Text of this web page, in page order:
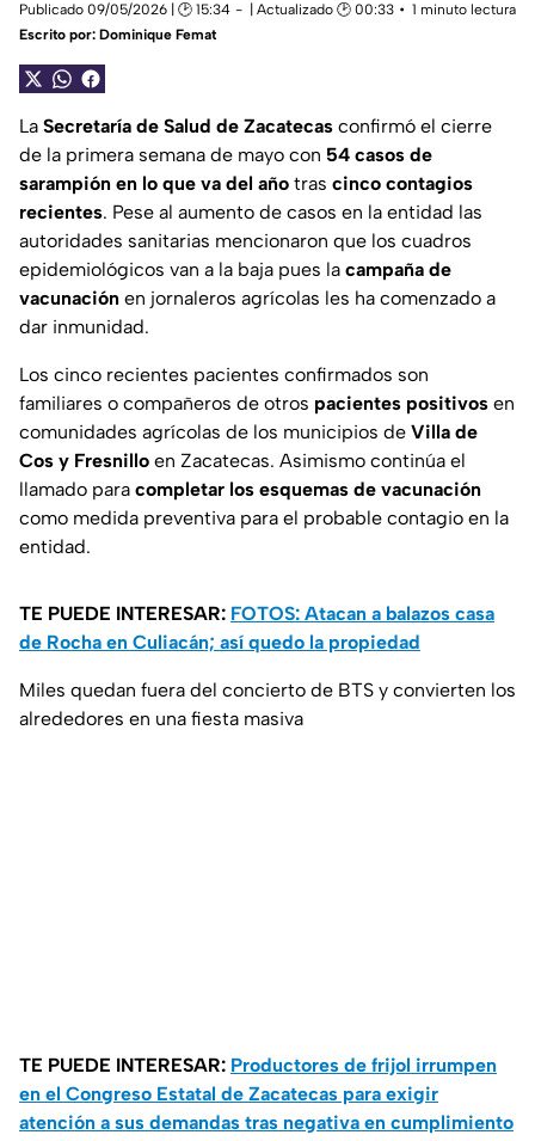
Publicado 09/05/2026 | 🕑 15:34 | Actualizado 🕑 00:33
1 minuto lectura
Escrito por: Dominique Femat
La Secretaría de Salud de Zacatecas confirmó el cierre
de la primera semana de mayo con 54 casos de
sarampión en lo que va del año tras cinco contagios
recientes. Pese al aumento de casos en la entidad las
autoridades sanitarias mencionaron que los cuadros
epidemiológicos van a la baja pues la campaña de
vacunación en jornaleros agrícolas les ha comenzado a
dar inmunidad.
Los cinco recientes pacientes confirmados son
familiares o compañeros de otros pacientes positivos en
comunidades agrícolas de los municipios de Villa de
Cos y Fresnillo en Zacatecas. Asimismo continúa el
llamado para completar los esquemas de vacunación
como medida preventiva para el probable contagio en la
entidad.
TE PUEDE INTERESAR: FOTOS: Atacan a balazos casa
de Rocha en Culiacán; así quedo la propiedad
Miles quedan fuera del concierto de BTS y convierten los
alrededores en una fiesta masiva
TE PUEDE INTERESAR: Productores de frijol irrumpen
en el Congreso Estatal de Zacatecas para exigir
atención a sus demandas tras negativa en cumplimiento